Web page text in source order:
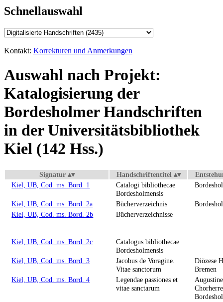
Schnellauswahl
Kontakt: Korrekturen und Anmerkungen
Auswahl nach Projekt:
Katalogisierung der
Bordesholmer Handschriften
in der Universitätsbibliothek
Kiel (142 Hss.)
Signatur Handschriftentitel
Kiel, UB, Cod. ms. Bord. 1
Catalogi bibliothecae
Bordesholmensis
Kiel, UB, Cod. ms. Bord. 2a Bücherverzeichnis
Kiel, UB, Cod. ms. Bord. 2b
Bücherverzeichnisse
Kiel, UB, Cod. ms. Bord. 2c
Catalogus bibliothecae
Bordesholmensis
Kiel, UB, Cod. ms. Bord. 3
Jacobus de Voragine.
Vitae sanctorum
Diözese
Bremen
Kiel, UB, Cod. ms. Bord. 4
Legendae passiones et
vitae sanctarum